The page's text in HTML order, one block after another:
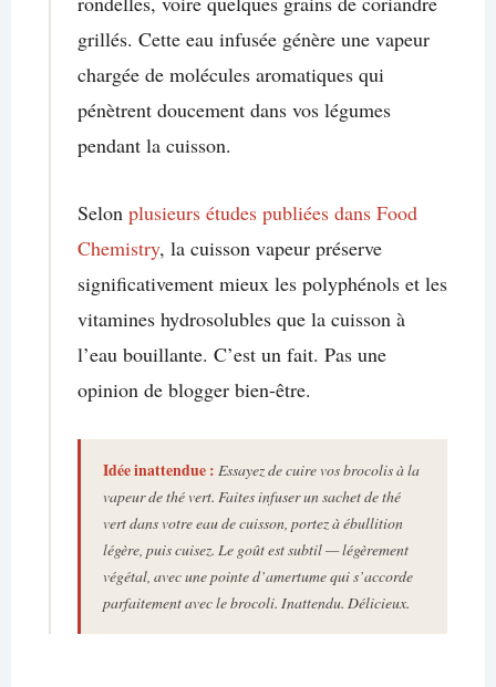
grillés. Cette eau infusée génère une vapeur
chargée de molécules aromatiques qui
pénètrent doucement dans vos légumes
pendant la cuisson.
Selon plusieurs études publiées dans Food
Chemistry, la cuisson vapeur préserve
significativement mieux les polyphénols et les
vitamines hydrosolubles que la cuisson à
l’eau bouillante. C’est un fait. Pas une
opinion de blogger bien-être.
Idée inattendue : Essayez de cuire vos brocolis à la
vapeur de thé vert. Faites infuser un sachet de thé
vert dans votre eau de cuisson, portez à ébullition
légère, puis cuisez. Le goût est subtil — légèrement
végétal, avec une pointe d’amertume qui s’accorde
parfaitement avec le brocoli. Inattendu. Délicieux.